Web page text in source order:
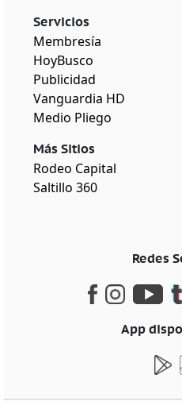
Servicios
Membresía
HoyBusco
Publicidad
Vanguardia HD
Medio Pliego
Más Sitios
Rodeo Capital
Saltillo 360
Redes
App